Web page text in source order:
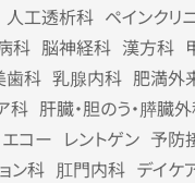
人工透析科 ペインクリ
科 脳神経科 漢方科
歯科 乳腺内科 肥満外
科 肝臓・胆のう・膵臓
エコー レントゲン 予防
ン科 肛門内科 デイケ